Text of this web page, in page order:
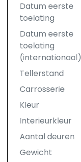
Datum eerste
toelating
Datum eerste
toelating
(internationaal)
Tellerstand
Carrosserie
Kleur
Interieurkleur
Aantal deuren
Gewicht